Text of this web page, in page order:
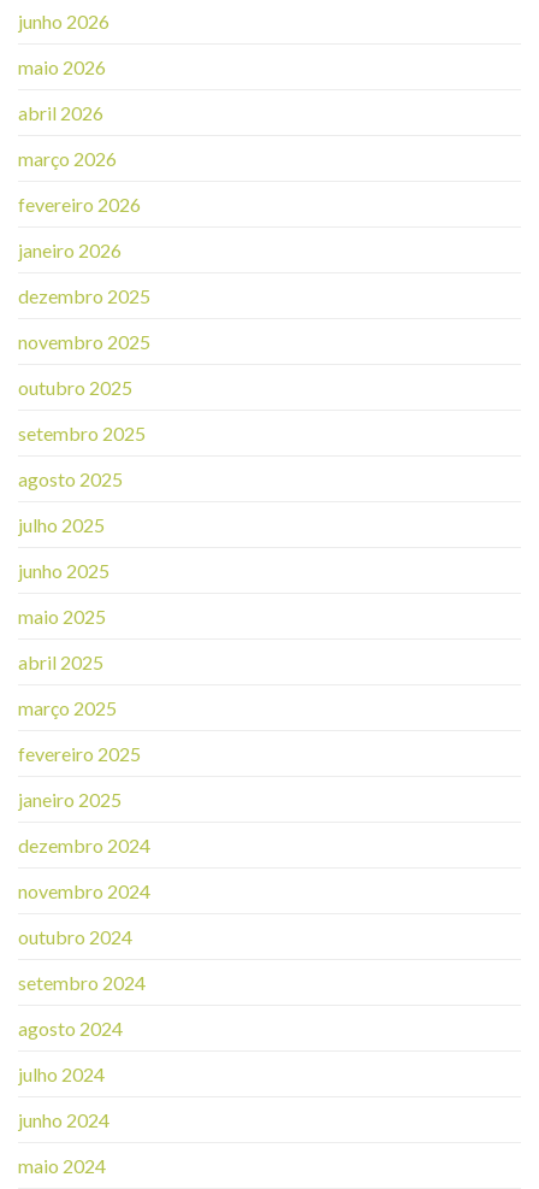
junho 2026
maio 2026
abril 2026
março 2026
fevereiro 2026
janeiro 2026
dezembro 2025
novembro 2025
outubro 2025
setembro 2025
agosto 2025
julho 2025
junho 2025
maio 2025
abril 2025
março 2025
fevereiro 2025
janeiro 2025
dezembro 2024
novembro 2024
outubro 2024
setembro 2024
agosto 2024
julho 2024
junho 2024
maio 2024